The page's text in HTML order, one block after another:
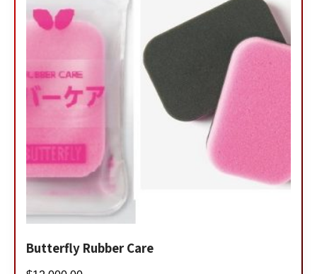
Butterfly Rubber Care